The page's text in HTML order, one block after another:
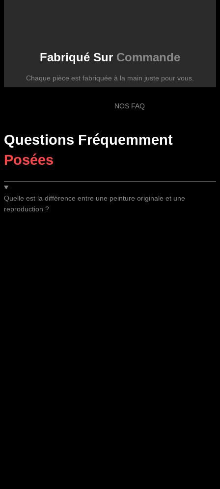
Fabriqué Sur Commande
Chaque pièce est fabriquée à la main juste pour vous.
NOS FAQ
Questions Fréquemment
Posées
Quelle est la différence entre une peinture originale et une
reproduction ?